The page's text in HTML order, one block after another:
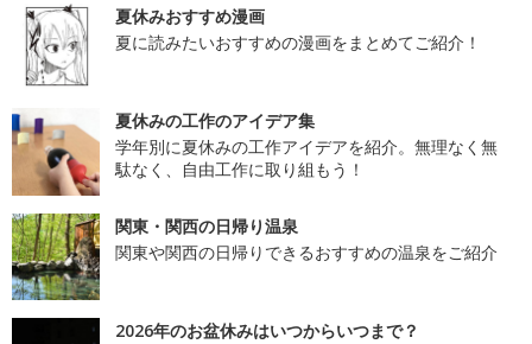
夏休みおすすめ漫画
夏に読みたいおすすめの漫画をまとめてご紹介！
夏休みの工作のアイデア集
学年別に夏休みの工作アイデアを紹介。無理なく無
駄なく、自由工作に取り組もう！
関東・関西の日帰り温泉
関東や関西の日帰りできるおすすめの温泉をご紹介
2026年のお盆休みはいつからいつまで？